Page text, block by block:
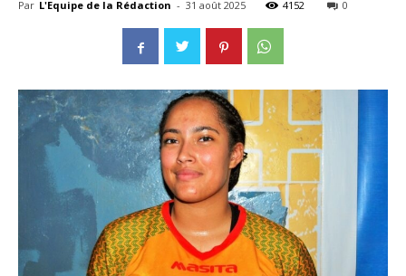
Par L'Equipe de la Rédaction - 31 août 2025 4152 0